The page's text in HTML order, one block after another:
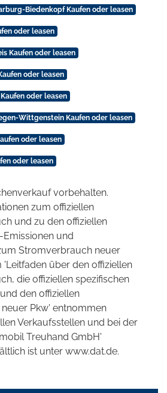
Biedenkopf Kaufen oder leasen
oder leasen
Kaufen oder leasen
oder leasen
oder leasen
Wittgenstein Kaufen oder leasen
oder leasen
oder leasen
vorbehalten.
zum offiziellen
und zu den offiziellen
-Emissionen und
Stromverbrauch neuer
'Leitfaden über den offiziellen
die offiziellen spezifischen
den offiziellen
Pkw' entnommen
Verkaufsstellen und bei der
Treuhand GmbH'
ist unter www.dat.de.